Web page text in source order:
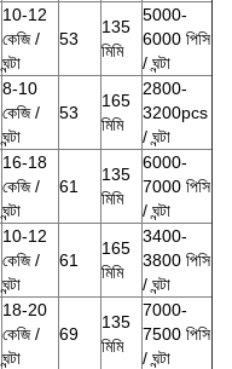
10-12
কেজি /
ঘন্টা
53
135
মিমি
5000-
6000 পিসি
/ ঘন্টা
8-10
কেজি /
ঘন্টা
53
165
মিমি
2800-
3200pcs
/ ঘন্টা
16-18
কেজি /
ঘন্টা
61
135
মিমি
6000-
7000 পিসি
/ ঘন্টা
10-12
কেজি /
ঘন্টা
61
165
মিমি
3400-
3800 পিসি
/ ঘন্টা
18-20
কেজি /
ঘন্টা
69
135
মিমি
7000-
7500 পিসি
/ ঘন্টা